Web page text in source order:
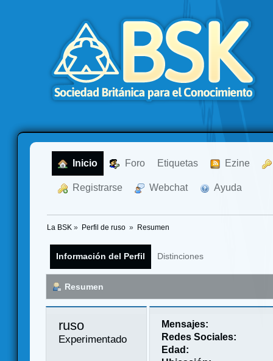
Inicio Foro Etiquetas Ezine
Registrarse Webchat Ayuda
La BSK » Perfil de ruso » Resumen
Información del Perfil Distinciones
Resumen
ruso
Experimentado
Mensajes:
Redes Sociales:
Edad: